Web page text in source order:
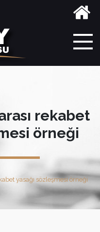
rekabet
örneği
yasağı sözleşmesi örneği